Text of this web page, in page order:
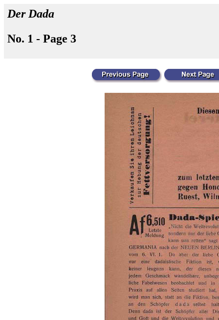
Der Dada
No. 1 - Page 3